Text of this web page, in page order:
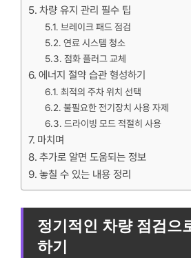
차량 유지 관리 필수 팁
브레이크 패드 점검
연료 시스템 청소
점화 플러그 교체
에너지 절약 습관 형성하기
최적의 주차 위치 선택
불필요한 전기장치 사용 자제
드라이빙 모드 적절히 사용
마치며
추가로 알면 도움되는 정보
놓칠 수 있는 내용 정리
정기적인 차량 점검으
하기